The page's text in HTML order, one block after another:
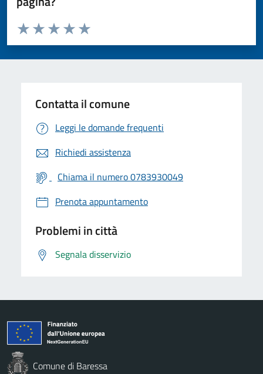
Valuta da 1 a 5 stelle la pagina
Valuta 5 stelle su 5
Valuta 4 stelle su 5
Valuta 3 stelle su 5
Valuta 2 stelle su 5
Valuta 1 stelle su 5
Contatta il comune
Leggi le domande frequenti
Richiedi assistenza
Chiama il numero 0783930049
Prenota appuntamento
Problemi in città
Segnala disservizio
Comune di Baressa